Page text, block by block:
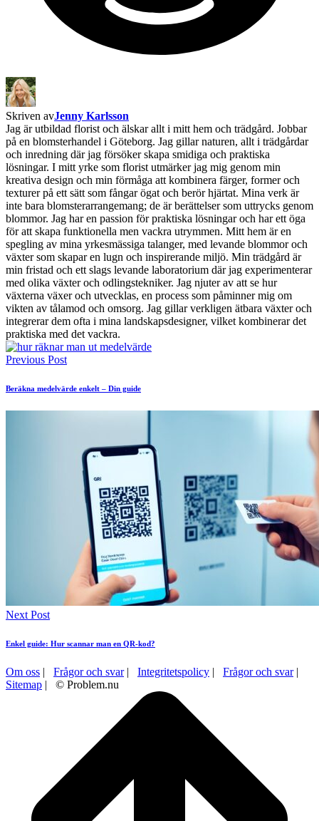
Skriven avJenny Karlsson
Jag är utbildad florist och älskar allt i mitt hem och trädgård. Jobbar
på en blomsterhandel i Göteborg. Jag gillar naturen, allt i trädgårdar
och inredning där jag försöker skapa smidiga och praktiska
lösningar. I mitt yrke som florist utmärker jag mig genom min
kreativa design och min förmåga att kombinera färger, former och
texturer på ett sätt som fångar ögat och berör hjärtat. Mina verk är
inte bara blomsterarrangemang; de är berättelser som uttrycks genom
blommor. Jag har en passion för praktiska lösningar och har ett öga
för att skapa funktionella men vackra utrymmen. Mitt hem är en
spegling av mina yrkesmässiga talanger, med levande blommor och
växter som skapar en lugn och inspirerande miljö. Min trädgård är
min fristad och ett slags levande laboratorium där jag experimenterar
med olika växter och odlingstekniker. Jag njuter av att se hur
växterna växer och utvecklas, en process som påminner mig om
vikten av tålamod och omsorg. Jag gillar verkligen ätbara växter och
integrerar dem ofta i mina landskapsdesigner, vilket kombinerar det
praktiska med det vackra.
Previous Post
Beräkna medelvärde enkelt – Din guide
Next Post
Enkel guide: Hur scannar man en QR-kod?
Om oss | Frågor och svar| Integritetspolicy | Frågor och svar|
Sitemap | © Problem.nu